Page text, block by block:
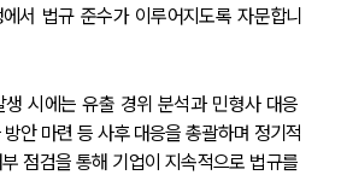
서 법규 준수가 이루어지도록 자문합니
생 시에는 유출 경위 분석과 민형사 대응
안 마련 등 사후 대응을 총괄하며 정기적
점검을 통해 기업이 지속적으로 법규를